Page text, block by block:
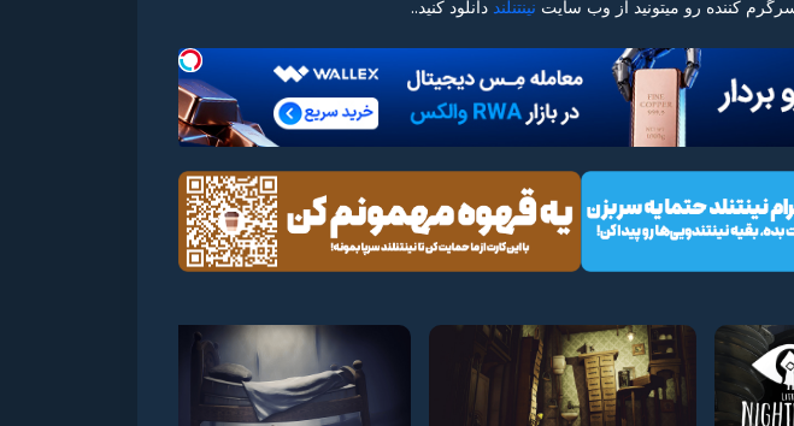
کننده رو میتونید از وب سایت نینتنلند دانلود کنید..